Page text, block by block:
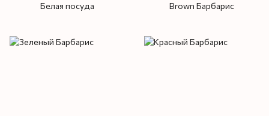
Белая посуда Brown Барбарис